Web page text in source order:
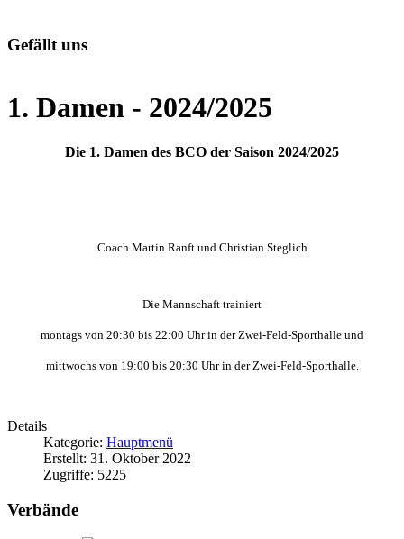
Gefällt uns
1. Damen - 2024/2025
Die 1. Damen des BCO der Saison 2024/2025
Coach Martin Ranft und Christian Steglich
Die Mannschaft trainiert
montags von 20:30 bis 22:00 Uhrin der Zwei-Feld-Sporthalle und
mittwochs von 19:00 bis 20:30 Uhrin der Zwei-Feld-Sporthalle.
Details
Kategorie: Hauptmenü
Erstellt: 31. Oktober 2022
Zugriffe: 5225
Verbände